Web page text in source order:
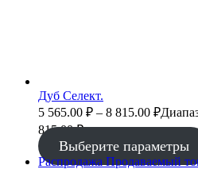
Дуб Селект.
5 565.00 ₽ – 8 815.00 ₽
815.00 ₽
Выберите параметры
Распродажа Продаваемый